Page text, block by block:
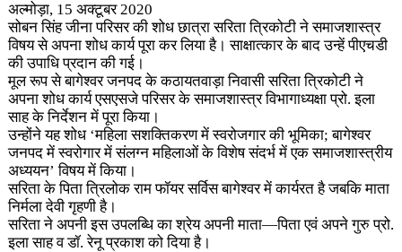
अल्मोड़ा, 15 अक्टूबर 2020
सोबन सिंह जीना परिसर की शोध छात्रा सरिता त्रिकोटी ने समाजशास्त्र
विषय से अपना शोध कार्य पूरा कर लिया है। साक्षात्कार के बाद उन्हें पीएचडी
की उपाधि प्रदान की गई।
मूल रूप से बागेश्वर जनपद के कठायतवाड़ा निवासी सरिता त्रिकोटी ने
अपना शोध कार्य एसएसजे परिसर के समाजशास्त्र विभागाध्यक्षा प्रो. इला
साह के निर्देशन में पूरा किया।
उन्होंने यह शोध ‘महिला सशक्तिकरण में स्वरोजगार की भूमिका; बागेश्वर
जनपद में स्वरोगार में संलग्न महिलाओं के विशेष संदर्भ में एक समाजशास्त्रीय
अध्ययन’ विषय में किया।
सरिता के पिता त्रिलोक राम फॉयर सर्विस बागेश्वर में कार्यरत है जबकि माता
निर्मला देवी गृहणी है।
सरिता ने अपनी इस उपलब्धि का श्रेय अपनी माता—पिता एवं अपने गुरु प्रो.
इला साह व डॉ. रेनू प्रकाश को दिया है।